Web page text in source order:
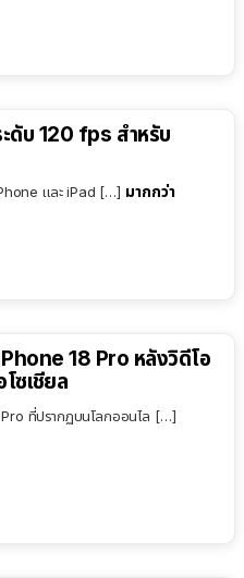
ดับ 120 fps สำหรับ
และ iPad […] มากกว่า
18 Pro หลังวิดีโอ
ซเชียล
ที่ปรากฏบนโลกออนไล […]